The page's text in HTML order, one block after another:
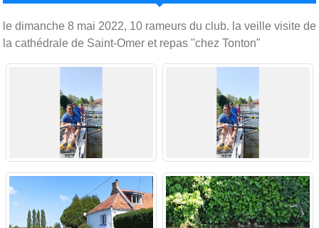
le dimanche 8 mai 2022, 10 rameurs du club. la veille visite de
la cathédrale de Saint-Omer et repas "chez Tonton"